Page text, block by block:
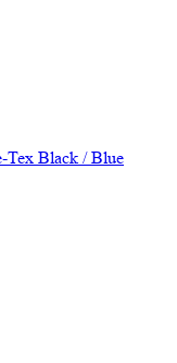
Tex Black / Blue